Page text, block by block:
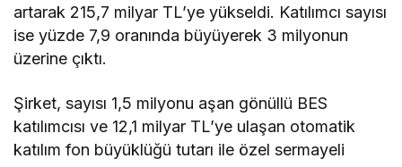
artarak 215,7 milyar TL’ye yükseldi. Katılımcı sayısı
ise yüzde 7,9 oranında büyüyerek 3 milyonun
üzerine çıktı.
Şirket, sayısı 1,5 milyonu aşan gönüllü BES
katılımcısı ve 12,1 milyar TL’ye ulaşan otomatik
katılım fon büyüklüğü tutarı ile özel sermayeli